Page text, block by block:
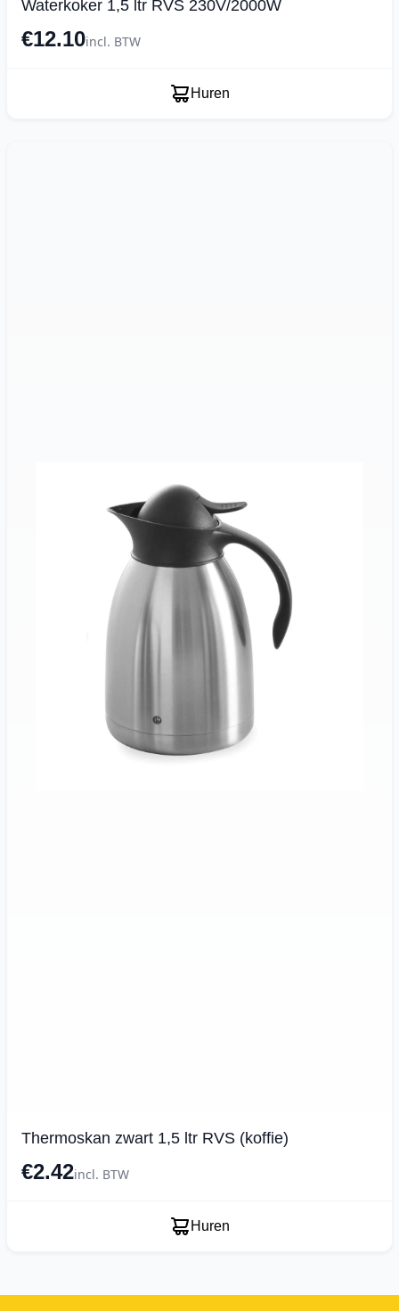
Waterkoker 1,5 ltr RVS 230V/2000W
€12.10incl. BTW
Huren
Thermoskan zwart 1,5 ltr RVS (koffie)
€2.42incl. BTW
Huren